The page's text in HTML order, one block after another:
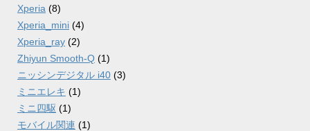
Xperia (8)
Xperia_mini (4)
Xperia_ray (2)
Zhiyun Smooth-Q (1)
ニッシンデジタル i40 (3)
ミニエレキ (1)
ミニ四駆 (1)
モバイル関連 (1)